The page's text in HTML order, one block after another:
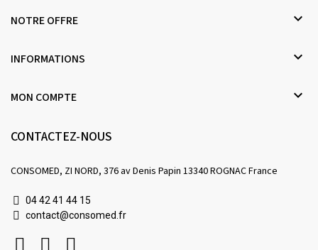
NOTRE OFFRE 
INFORMATIONS 
MON COMPTE 
CONTACTEZ-NOUS
CONSOMED, ZI NORD, 376 av Denis Papin 13340 ROGNAC France
04 42 41 44 15
contact@consomed.fr